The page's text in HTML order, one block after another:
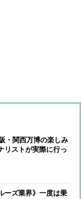
・関西万博の楽しみ
リストが実際に行っ
いた以上に楽し
ーズ業界》一度は乗